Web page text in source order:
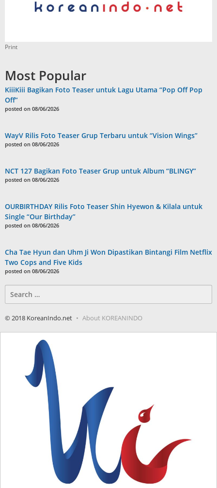
Print
Most Popular
KiiiKiii Bagikan Foto Teaser untuk Lagu Utama “Pop Off Pop
Off”
posted on 08/06/2026
WayV Rilis Foto Teaser Grup Terbaru untuk “Vision Wings”
posted on 08/06/2026
NCT 127 Bagikan Foto Teaser Grup untuk Album “BLINGY”
posted on 08/06/2026
OURBIRTHDAY Rilis Foto Teaser Shin Hyewon & Kilala untuk
Single “Our Birthday”
posted on 08/06/2026
Cha Tae Hyun dan Uhm Ji Won Dipastikan Bintangi Film Netflix
Two Cops and Five Kids
posted on 08/06/2026
for:
© 2018 KoreanIndo.net About KOREANINDO